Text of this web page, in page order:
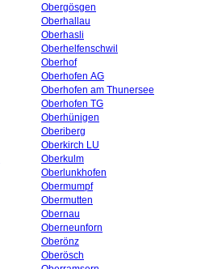
Obergösgen
Oberhallau
Oberhasli
Oberhelfenschwil
Oberhof
Oberhofen AG
Oberhofen am Thunersee
Oberhofen TG
Oberhünigen
Oberiberg
Oberkirch LU
Oberkulm
Oberlunkhofen
Obermumpf
Obermutten
Obernau
Oberneunforn
Oberönz
Oberösch